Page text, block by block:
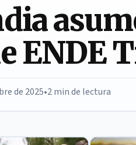
ENDE
de 2025•2 min de lectura